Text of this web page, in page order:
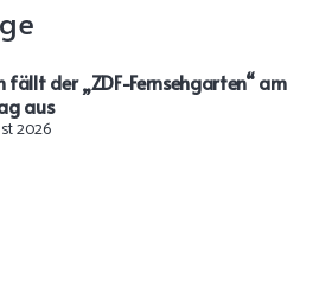
fällt der „ZDF-Fernsehgarten“ am
aus
2026